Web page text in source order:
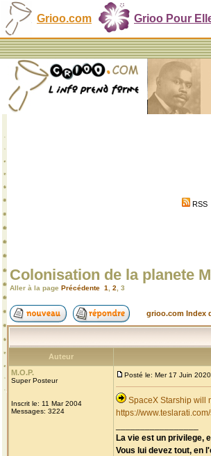
Grioo.com Grioo Pour
RSS
Colonisation de la planete
Aller à la page Précédente 1 2 3
grioo.com Index
Auteur
M.O.P.
Super Posteur
Inscrit le: 11 Mar 2004
Messages: 3224
Posté le: Mer 17 Juin
SpaceX Starship will
https://
La vie est un privilege,
Vous lui devez tout, en